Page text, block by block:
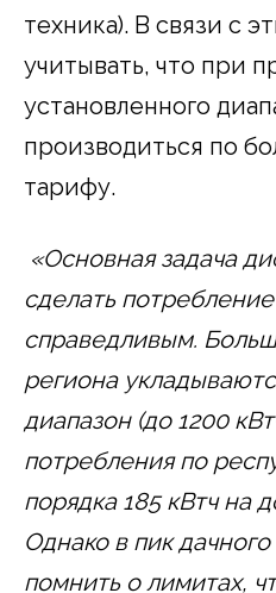
техника). В связи с
учитывать, что при
установленного
производиться по
тарифу.
«Основная задача
сделать
справедливым.
региона
диапазон (до 1200
потребления по
порядка 185 кВтч на
Однако в пик
помнить о лимитах,